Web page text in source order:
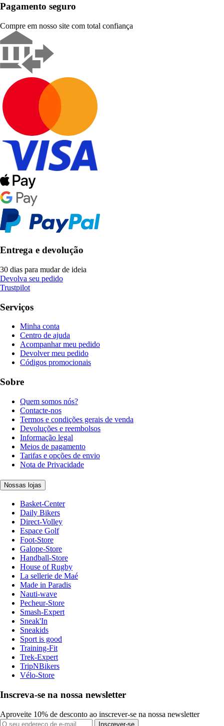
Pagamento seguro
Compre em nosso site com total confiança
Entrega e devolução
30 dias para mudar de ideia
Devolva seu pedido
Trustpilot
Serviços
Minha conta
Centro de ajuda
Acompanhar meu pedido
Devolver meu pedido
Códigos promocionais
Sobre
Quem somos nós?
Contacte-nos
Termos e condições gerais de venda
Devoluções e reembolsos
Informação legal
Meios de pagamento
Tarifas e opções de envio
Nota de Privacidade
Nossas lojas
Basket-Center
Daily Bikers
Direct-Volley
Espace Golf
Foot-Store
Galope-Store
Handball-Store
House of Rugby
La sellerie de Maé
Made in Paradis
Nauti-wave
Pecheur-Store
Smash-Expert
Sneak'In
Sneakids
Sport is good
Training-Fit
Trek-Expert
TripNBikers
Vélo-Store
Inscreva-se na nossa newsletter
Aproveite 10% de desconto ao inscrever-se na nossa newsletter
Inscrever-se